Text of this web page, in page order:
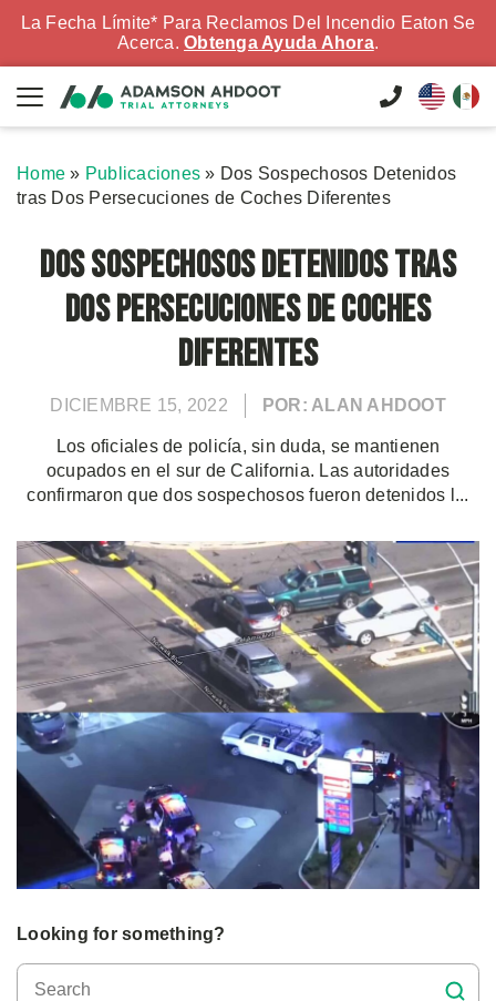
La Fecha Límite* Para Reclamos Del Incendio Eaton Se
Acerca. Obtenga Ayuda Ahora.
Home » Publicaciones » Dos Sospechosos Detenidos
tras Dos Persecuciones de Coches Diferentes
Dos Sospechosos Detenidos tras
Dos Persecuciones de Coches
Diferentes
DICIEMBRE 15, 2022 POR: ALAN AHDOOT
Los oficiales de policía, sin duda, se mantienen
ocupados en el sur de California. Las autoridades
confirmaron que dos sospechosos fueron detenidos l...
Looking for something?